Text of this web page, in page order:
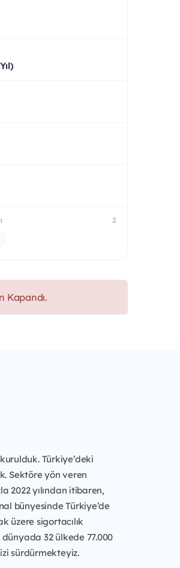
2
Kapandı.
Türkiye’deki
Sektöre yön veren
2022 yılından itibaren,
bünyesinde Türkiye’de
üzere sigortacılık
32 ülkede 77.000
sürdürmekteyiz.